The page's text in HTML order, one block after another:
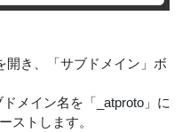
開き、「サブドメイン」ボ
メイン名を「_atproto」に
ストします。